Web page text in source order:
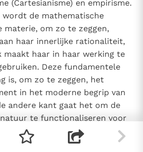
(Cartesianisme) en empirisme.
wordt de mathematische
materie, om zo te zeggen,
haar innerlijke rationaliteit,
maakt haar in haar werking te
Deze fundamentele
is, om zo te zeggen, het
in het moderne begrip van
andere kant gaat het om de
te functionaliseren voor
waarbij de mogelijkheid tot
in het experiment pas de